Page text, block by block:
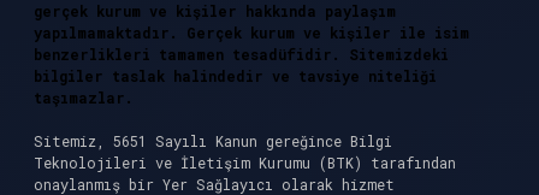
gerçek kurum ve kişiler hakkında paylaşım
yapılmamaktadır. Gerçek kurum ve kişiler ile isim
benzerlikleri tamamen tesadüfidir. Sitemizdeki
bilgiler taslak halindedir ve tavsiye niteliği
taşımazlar.
Sitemiz, 5651 Sayılı Kanun gereğince Bilgi
Teknolojileri ve İletişim Kurumu (BTK) tarafından
onaylanmış bir Yer Sağlayıcı olarak hizmet